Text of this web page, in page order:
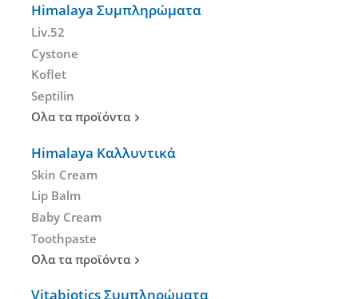
Himalaya Συμπληρώματα
Liv.52
Cystone
Koflet
Septilin
Ολα τα προϊόντα
Himalaya Καλλυντικά
Skin Cream
Lip Balm
Baby Cream
Toothpaste
Ολα τα προϊόντα
Vitabiotics Συμπληρώματα